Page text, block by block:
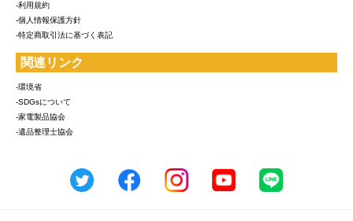
-利用規約
-個人情報保護方針
-特定商取引法に基づく表記
関連リンク
-環境省
-SDGsについて
-家電製品協会
-遺品整理士協会